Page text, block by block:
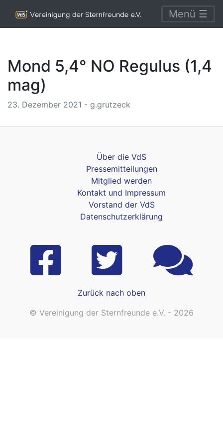
Menü ☰
Mond 5,4° NO Regulus (1,4
mag)
23. Dezember 2021 - g.grutzeck
Über die VdS
Pressemitteilungen
Mitglied werden
Kontakt und Impressum
Vorstand der VdS
Datenschutzerklärung
Zurück nach oben
© Vereinigung der Sternfreunde e.V. - 2026